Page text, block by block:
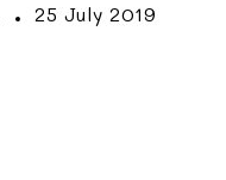
25 July 2019